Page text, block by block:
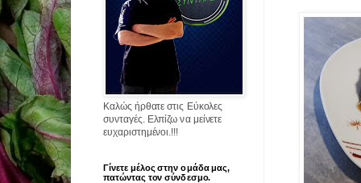
Καλώς ήρθατε στις Εύκολες
συνταγές. Ελπίζω να μείνετε
ευχαριστημένοι.!!!
Γίνετε μέλος στην ομάδα μας,
πατώντας τον σύνδεσμο.